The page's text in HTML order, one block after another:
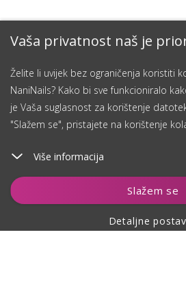
Vaša privatnost naš je
Želite li uvijek bez ograničenja koristiti
NaniNails? Kako bi sve funkcioniralo
je Vaša suglasnost za korištenje
"Slažem se", pristajete na korištenje
Više informacija
Slažem se
Detaljne
Dodaj u košaricu